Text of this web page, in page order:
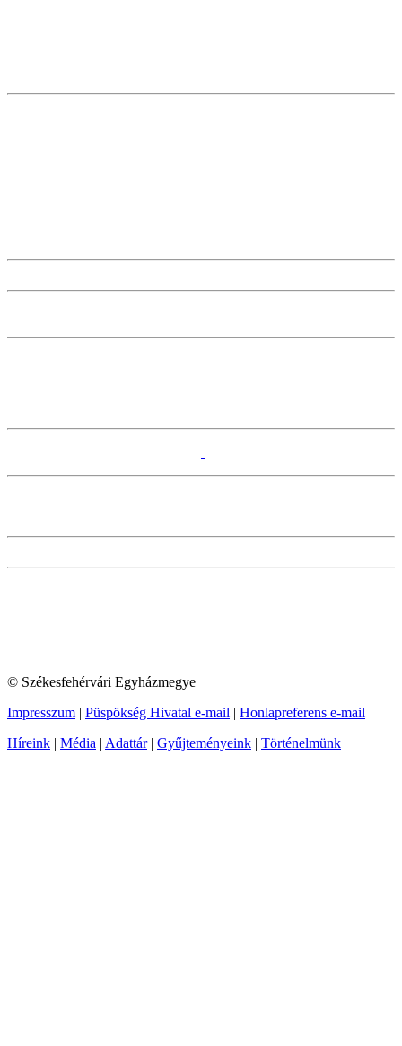
© Székesfehérvári Egyházmegye
Impresszum | Püspökség Hivatal e-mail | Honlapreferens e-mail
Híreink | Média | Adattár| Gyűjteményeink | Történelmünk